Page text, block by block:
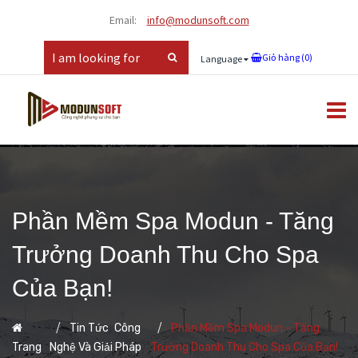
Email: info@modunsoft.com
Language Giỏ hàng (0)
Phần Mềm Spa Modun - Tăng
Trưởng Doanh Thu Cho Spa
Của Bạn!
Trang
Tin Tức, Công
Nghệ Và Giải Pháp
Phần Mềm Spa Modun - Tăng
Trưởng Doanh Thu Cho Spa Của Bạn!